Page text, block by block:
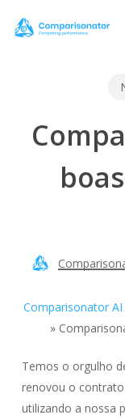
Comparisonator
»
Temos o orgulho
renovou o
utilizando a nossa